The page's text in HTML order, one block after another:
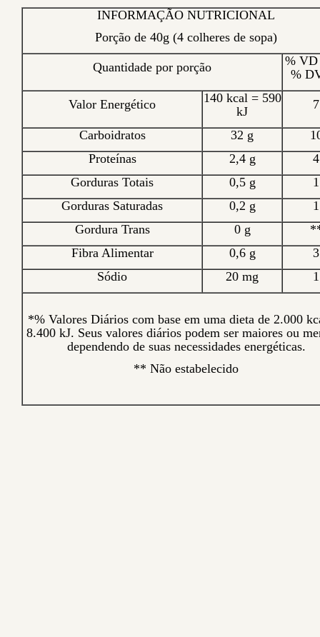
INFORMAÇÃO NUTRICIONAL
Porção de 40g (4 colheres de sopa)
Quantidade por porção
%
%
Valor Energético
140 kcal = 590
kJ
7
Carboidratos 32 g
Proteínas
2,4 g
4
Gorduras Totais
0,5 g
1
Gorduras Saturadas
0,2 g
1
Gordura Trans
0 g
Fibra Alimentar
0,6 g
3
Sódio
20 mg 1
*% Valores Diários com base em uma dieta de 2.000
8.400 kJ. Seus valores diários podem ser maiores ou
dependendo de suas necessidades energéticas.
** Não estabelecido